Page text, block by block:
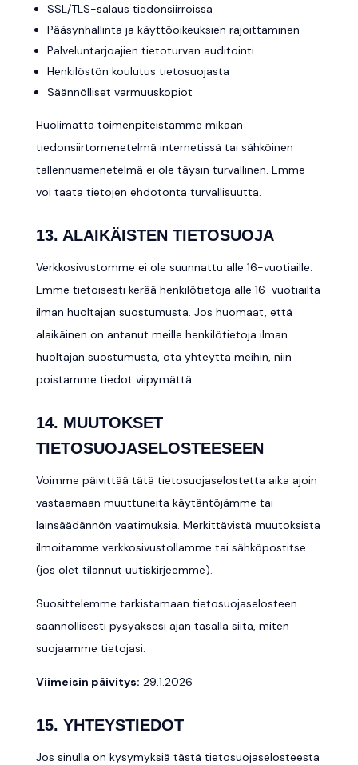
SSL/TLS-salaus tiedonsiirroissa
Pääsynhallinta ja käyttöoikeuksien rajoittaminen
Palveluntarjoajien tietoturvan auditointi
Henkilöstön koulutus tietosuojasta
Säännölliset varmuuskopiot
Huolimatta toimenpiteistämme mikään
tiedonsiirtomenetelmä internetissä tai sähköinen
tallennusmenetelmä ei ole täysin turvallinen. Emme
voi taata tietojen ehdotonta turvallisuutta.
13. ALAIKÄISTEN TIETOSUOJA
Verkkosivustomme ei ole suunnattu alle 16-vuotiaille.
Emme tietoisesti kerää henkilötietoja alle 16-vuotiailta
ilman huoltajan suostumusta. Jos huomaat, että
alaikäinen on antanut meille henkilötietoja ilman
huoltajan suostumusta, ota yhteyttä meihin, niin
poistamme tiedot viipymättä.
14. MUUTOKSET
TIETOSUOJASELOSTEESEEN
Voimme päivittää tätä tietosuojaselostetta aika ajoin
vastaamaan muuttuneita käytäntöjämme tai
lainsäädännön vaatimuksia. Merkittävistä muutoksista
ilmoitamme verkkosivustollamme tai sähköpostitse
(jos olet tilannut uutiskirjeemme).
Suosittelemme tarkistamaan tietosuojaselosteen
säännöllisesti pysyäksesi ajan tasalla siitä, miten
suojaamme tietojasi.
Viimeisin päivitys: 29.1.2026
15. YHTEYSTIEDOT
Jos sinulla on kysymyksiä tästä tietosuojaselosteesta